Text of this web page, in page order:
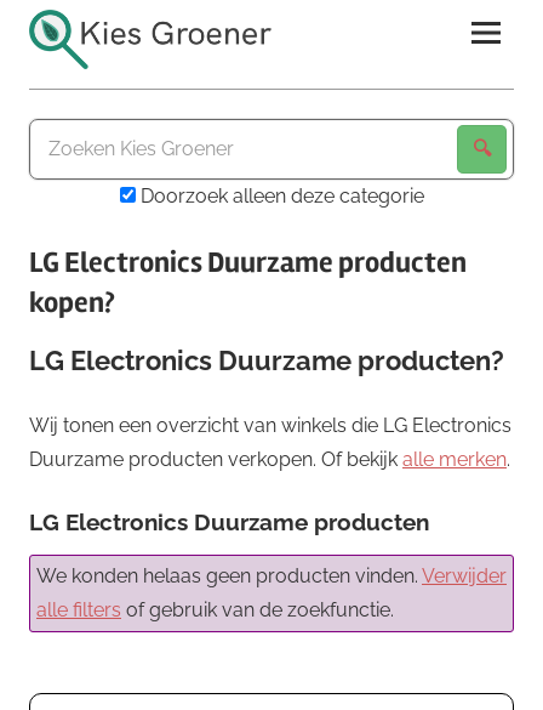
naar
inhoudKies
GroenerDoorzoek alleen deze categorie
LG Electronics Duurzame producten
kopen?
LG Electronics Duurzame producten?
Wij tonen een overzicht van winkels die LG Electronics
Duurzame producten verkopen. Of bekijk alle merken.
LG Electronics Duurzame producten
We konden helaas geen producten vinden. Verwijder
alle filters of gebruik van de zoekfunctie.